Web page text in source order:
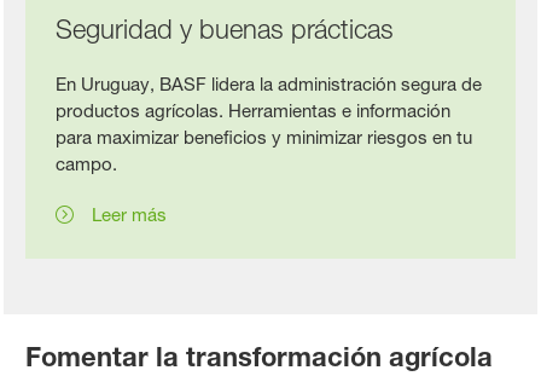
Seguridad y buenas prácticas
En Uruguay, BASF lidera la administración segura de
productos agrícolas. Herramientas e información
para maximizar beneficios y minimizar riesgos en tu
campo.
Leer más
Fomentar la transformación agrícola